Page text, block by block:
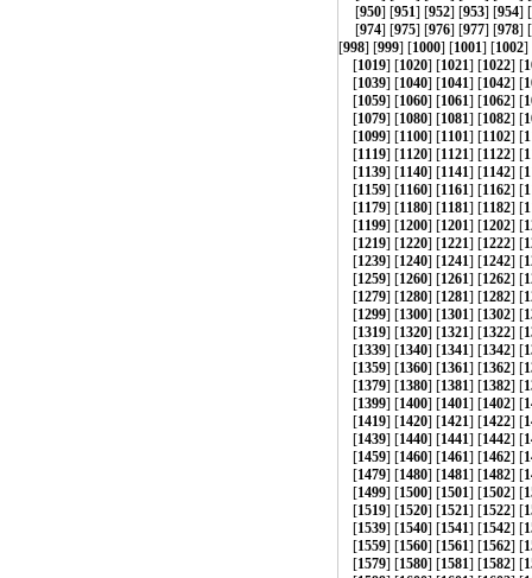
[950] [951] [952] [953] [954] [
[974] [975] [976] [977] [978] [
[998] [999] [1000] [1001] [1002]
[1019] [1020] [1021] [1022] [
[1039] [1040] [1041] [1042] [
[1059] [1060] [1061] [1062] [
[1079] [1080] [1081] [1082] [
[1099] [1100] [1101] [1102] [
[1119] [1120] [1121] [1122] [
[1139] [1140] [1141] [1142] [
[1159] [1160] [1161] [1162] [
[1179] [1180] [1181] [1182] [
[1199] [1200] [1201] [1202] [
[1219] [1220] [1221] [1222] [
[1239] [1240] [1241] [1242] [
[1259] [1260] [1261] [1262] [
[1279] [1280] [1281] [1282] [
[1299] [1300] [1301] [1302] [
[1319] [1320] [1321] [1322] [
[1339] [1340] [1341] [1342] [
[1359] [1360] [1361] [1362] [
[1379] [1380] [1381] [1382] [
[1399] [1400] [1401] [1402] [
[1419] [1420] [1421] [1422] [
[1439] [1440] [1441] [1442] [
[1459] [1460] [1461] [1462] [
[1479] [1480] [1481] [1482] [
[1499] [1500] [1501] [1502] [
[1519] [1520] [1521] [1522] [
[1539] [1540] [1541] [1542] [
[1559] [1560] [1561] [1562] [
[1579] [1580] [1581] [1582] [